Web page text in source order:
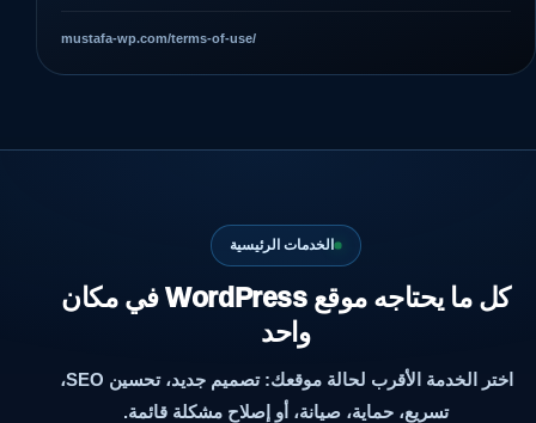
mustafa-wp.com/terms-of-use/
الخدمات الرئيسية
كل ما يحتاجه موقع WordPress في مكان
واحد
اختر الخدمة الأقرب لحالة موقعك: تصميم جديد، تحسين SEO،
تسريع، حماية، صيانة، أو إصلاح مشكلة قائمة.